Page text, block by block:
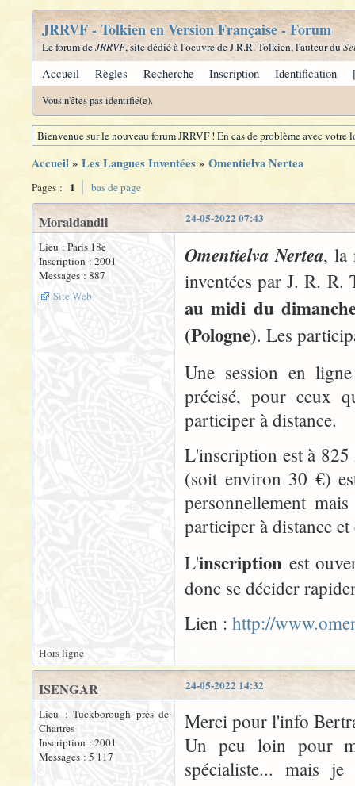
JRRVF - Tolkien en Version Française - Forum
Le forum deJRRVF, site dédié à l'oeuvre de J.R.R. Tolkien, l'auteur du
Accueil Règles Recherche Inscription Identification
Vous n'êtes pas identifié(e).
Bienvenue sur le nouveau forum JRRVF ! En cas de problème avec
Accueil» Les Langues Inventées» Omentielva Nertea
Pages : 1 bas de page
24-05-2022 07:43
Moraldandil
Lieu : Paris 18e
Inscription : 2001
Messages : 887
Site Web
Omentielva Nertea, la
inventées par J. R.
au midi du
(Pologne). Les
Une session en
précisé, pour ceux
participer à distance.
L'inscription est à 825
(soit environ 30 €)
personnellement
participer à distance
L'inscription est
donc se décider
Lien : http://
Hors ligne
24-05-2022 14:32
ISENGAR
Lieu : Tuckborough près de
Chartres
Inscription : 2001
Messages : 5 117
Merci pour l'info
Un peu loin pour
spécialiste... mais